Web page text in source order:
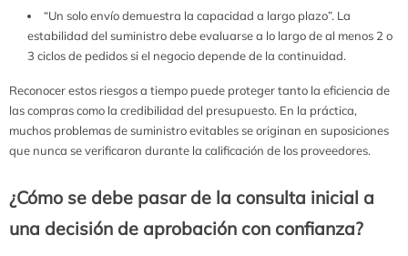
“Un solo envío demuestra la capacidad a largo plazo”. La
estabilidad del suministro debe evaluarse a lo largo de al menos 2 o
3 ciclos de pedidos si el negocio depende de la continuidad.
Reconocer estos riesgos a tiempo puede proteger tanto la eficiencia de
las compras como la credibilidad del presupuesto. En la práctica,
muchos problemas de suministro evitables se originan en suposiciones
que nunca se verificaron durante la calificación de los proveedores.
¿Cómo se debe pasar de la consulta inicial a
una decisión de aprobación con confianza?